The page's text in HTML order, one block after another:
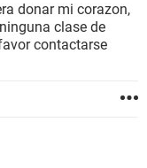
donar mi corazon,
clase de
contactarse